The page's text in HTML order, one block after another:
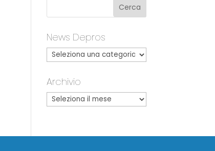
News Depros
Archivio